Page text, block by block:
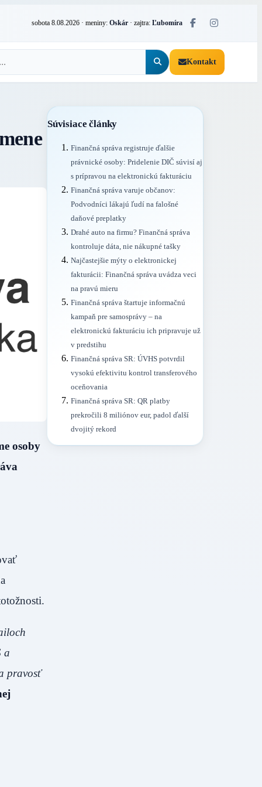
sobota 8.08.2026 · meniny: Oskár · zajtra: Ľubomíra
Kontakt
osoby
a
pravosť
Súvisiace články
Finančná správa registruje ďalšie
právnické osoby: Pridelenie DIČ súvisí aj
s prípravou na elektronickú fakturáciu
Finančná správa varuje občanov:
Podvodníci lákajú ľudí na falošné
daňové preplatky
Drahé auto na firmu? Finančná správa
kontroluje dáta, nie nákupné tašky
Najčastejšie mýty o elektronickej
fakturácii: Finančná správa uvádza veci
na pravú mieru
Finančná správa štartuje informačnú
kampaň pre samosprávy – na
elektronickú fakturáciu ich pripravuje už
v predstihu
Finančná správa SR: ÚVHS potvrdil
vysokú efektivitu kontrol transferového
oceňovania
Finančná správa SR: QR platby
prekročili 8 miliónov eur, padol ďalší
dvojitý rekord